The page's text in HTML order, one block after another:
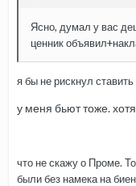
Ясно, думал у вас
ценник
я бы не рискнул ставить
у меня бьют тоже.
что не скажу о Проме.
были без намека на